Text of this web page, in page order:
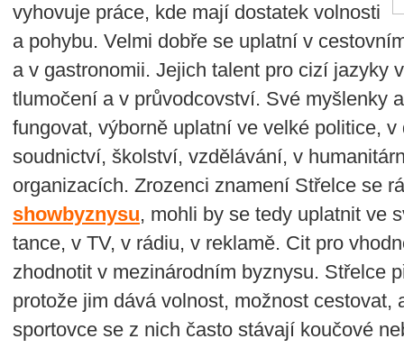
vyhovuje práce, kde mají dostatek volnosti
a pohybu. Velmi dobře se uplatní v
a v gastronomii. Jejich talent pro cizí jazyky
tlumočení a v průvodcovství. Své myšlenky
fungovat, výborně uplatní ve velké politice,
soudnictví, školství, vzdělávání, v
organizacích. Zrozenci znamení Střelce se
showbyznysu, mohli by se tedy uplatnit ve
tance, v TV, v rádiu, v reklamě. Cit pro
zhodnotit v mezinárodním byznysu. Střelce
protože jim dává volnost, možnost cestovat,
sportovce se z nich často stávají koučové